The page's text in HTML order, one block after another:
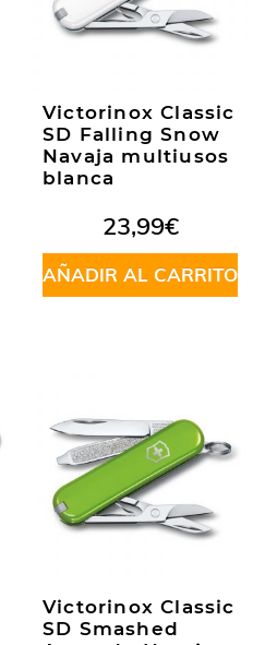
Victorinox Classic
SD Falling Snow
Navaja multiusos
blanca
23,99€
AÑADIR AL CARRITO
Victorinox Classic
SD Smashed